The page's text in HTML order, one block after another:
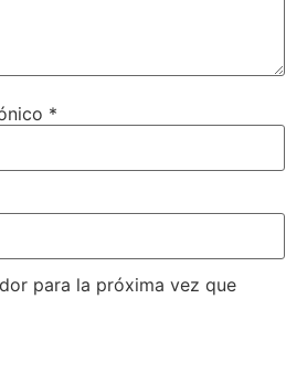
*
para la próxima vez que